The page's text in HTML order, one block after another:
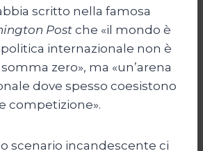
scritto nella famosa
Postche «il mondo è
politica internazionale non è
zero», ma «un’arena
dove spesso coesistono
competizione».
scenario incandescente ci